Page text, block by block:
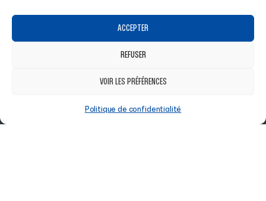
ACCEPTER
REFUSER
VOIR LES PRÉFÉRENCES
Politique de confidentialité